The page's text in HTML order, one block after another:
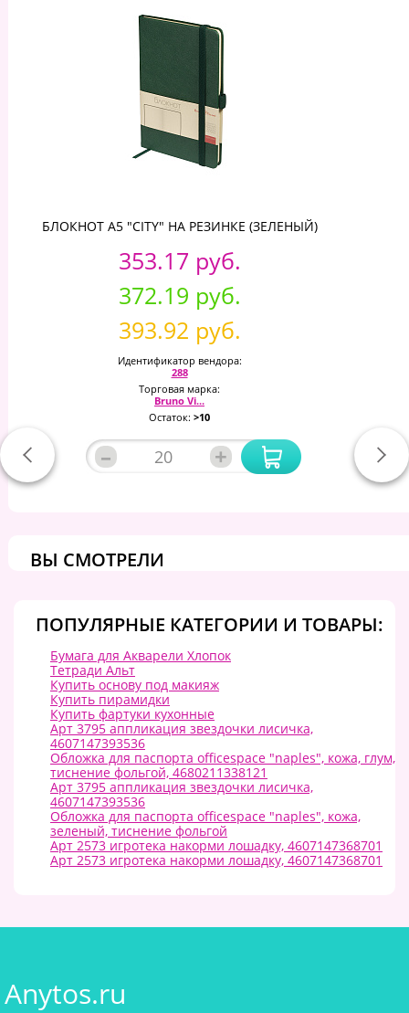
БЛОКНОТ А5 "CITY" НА РЕЗИНКЕ (ЗЕЛЕНЫЙ)
353.17 руб.
372.19 руб.
393.92 руб.
Идентификатор вендора:
288
Торговая марка:
Bruno Vi...
Остаток: >10
– +
ВЫ СМОТРЕЛИ
ПОПУЛЯРНЫЕ КАТЕГОРИИ И ТОВАРЫ:
Бумага для Акварели Хлопок
Тетради Альт
Купить основу под макияж
Купить пирамидки
Купить фартуки кухонные
Арт 3795 аппликация звездочки лисичка,
4607147393536
Обложка для паспорта officespace "naples", кожа, глум,
тиснение фольгой, 4680211338121
Арт 3795 аппликация звездочки лисичка,
4607147393536
Обложка для паспорта officespace "naples", кожа,
зеленый, тиснение фольгой
Арт 2573 игротека накорми лошадку, 4607147368701
Арт 2573 игротека накорми лошадку, 4607147368701
Anytos.ru